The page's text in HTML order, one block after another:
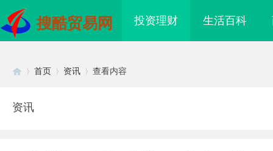
搜酷贸易网 投资理财 生活百科
首页 资讯 查看内容
资讯